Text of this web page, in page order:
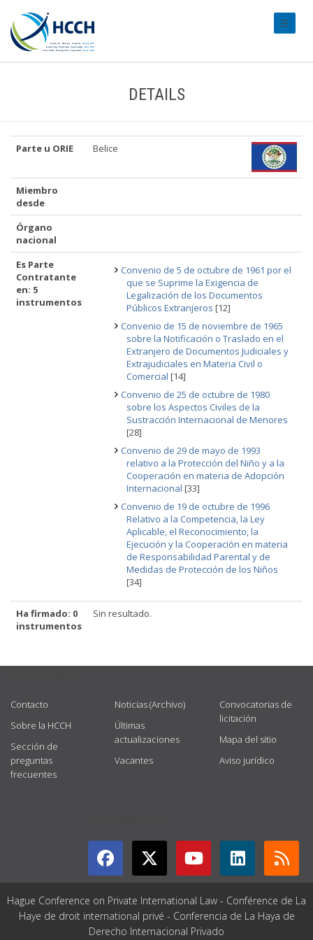
DETAILS
Parte u ORIE Belice
Miembro
desde
Órgano
nacional
Es Parte
Contratante
en: 5
instrumentos
Convenio de 5 de octubre de 1961 por el
que se Suprime la Exigencia de
Legalización de los Documentos
Públicos Extranjeros [12]
Convenio de 15 de noviembre de 1965
sobre la Notificación o Traslado en el
Extranjero de Documentos Judiciales y
Extrajudiciales en Materia Civil o
Comercial [14]
Convenio de 25 de octubre de 1980
sobre los Aspectos Civiles de la
Sustracción Internacional de Menores
[28]
Convenio de 29 de mayo de 1993
relativo a la Protección del Niño y a la
Cooperación en materia de Adopción
Internacional [33]
Convenio de 19 de octubre de 1996
Relativo a la Competencia, la Ley
Aplicable, el Reconocimiento, la
Ejecución y la Cooperación en materia
de Responsabilidad Parental y de
Medidas de Protección de los Niños
[34]
Ha firmado: 0
instrumentos
Sin resultado.
Contacto
Sobre la HCCH
Sección de
preguntas
frecuentes
Noticias (Archivo)
Últimas
actualizaciones
Vacantes
Convocatorias de
licitación
Mapa del sitio
Aviso jurídico
Hague Conference on Private International Law - Conférence de La
Haye de droit international privé - Conferencia de La Haya de
Derecho Internacional Privado